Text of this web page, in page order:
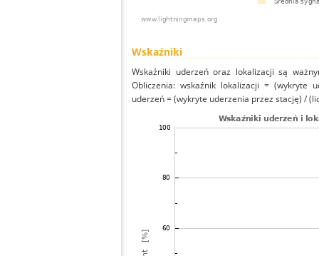
Wskaźniki
Wskaźniki uderzeń oraz lokalizacji są
Obliczenia: wskaźnik lokalizacji = (wykryte
uderzeń = (wykryte uderzenia przez stację) /